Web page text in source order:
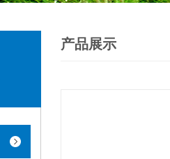
产品展示